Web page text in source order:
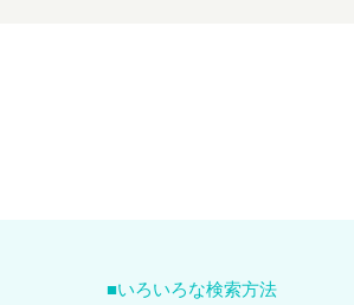
いろいろな検索方法